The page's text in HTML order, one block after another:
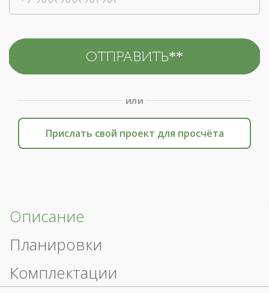
или
Прислать свой проект для просчёта
Описание
Планировки
Комплектации